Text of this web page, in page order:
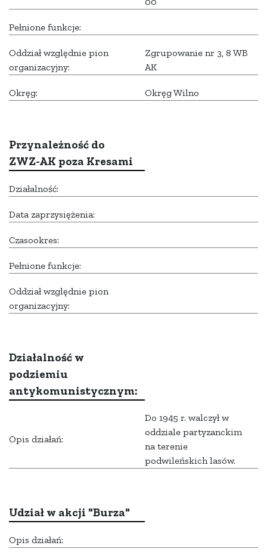
Pełnione funkcje:
Oddział względnie pion
organizacyjny:
Zgrupowanie nr 3, 8 WB
AK
Okręg: Okręg Wilno
Przynależność do
ZWZ-AK poza Kresami
Działalność:
Data zaprzysiężenia:
Czasookres:
Pełnione funkcje:
Oddział względnie pion
organizacyjny:
Działalność w
podziemiu
antykomunistycznym:
Opis działań:
Do 1945 r. walczył w
oddziale partyzanckim
na terenie
podwileńskich lasów.
Udział w akcji "Burza"
Opis działań: